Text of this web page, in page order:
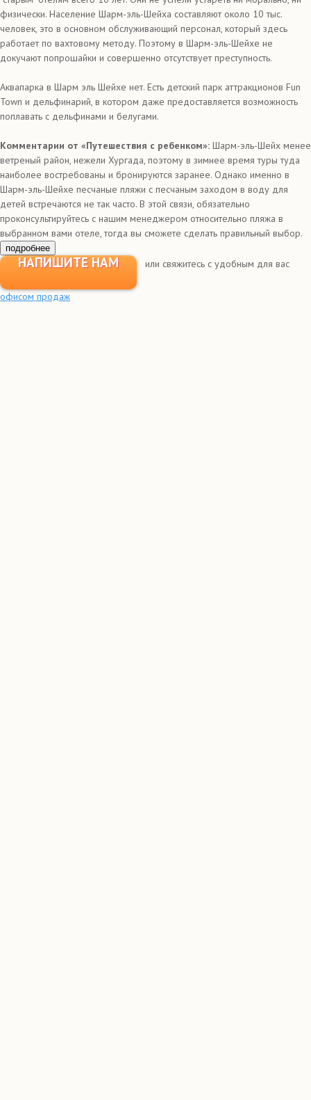
физически. Население Шарм-эль-Шейха составляют около 10 тыс.
человек, это в основном обслуживающий персонал, который здесь
работает по вахтовому методу. Поэтому в Шарм-эль-Шейхе не
докучают попрошайки и совершенно отсутствует преступность.
Аквапарка в Шарм эль Шейхе нет. Есть детский парк аттракционов Fun
Town и дельфинарий, в котором даже предоставляется возможность
поплавать с дельфинами и белугами.
Комментарии от «Путешествия с ребенком»: Шарм-эль-Шейх менее
ветреный район, нежели Хургада, поэтому в зимнее время туры туда
наиболее востребованы и бронируются заранее. Однако именно в
Шарм-эль-Шейхе песчаные пляжи с песчаным заходом в воду для
детей встречаются не так часто. В этой связи, обязательно
проконсультируйтесь с нашим менеджером относительно пляжа в
выбранном вами отеле, тогда вы сможете сделать правильный выбор.
подробнее
НАПИШИТЕ НАМ или свяжитесь с удобным для вас
офисом продаж